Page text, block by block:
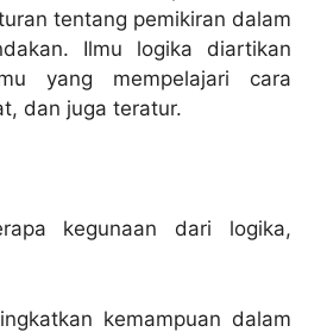
tentang pemikiran dalam
Ilmu logika diartikan
yang mempelajari cara
dan juga teratur.
kegunaan dari logika,
kemampuan dalam